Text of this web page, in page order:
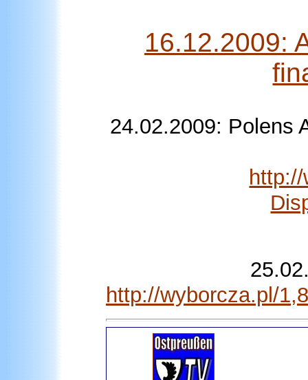
16.12.2009:
24.02.2009: Polens
http://wyborcza.pl/